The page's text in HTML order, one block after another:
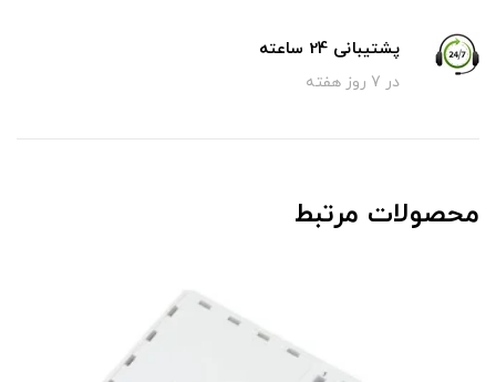
پشتیبانی 24 ساعته
در 7 روز هفته
محصولات مرتبط